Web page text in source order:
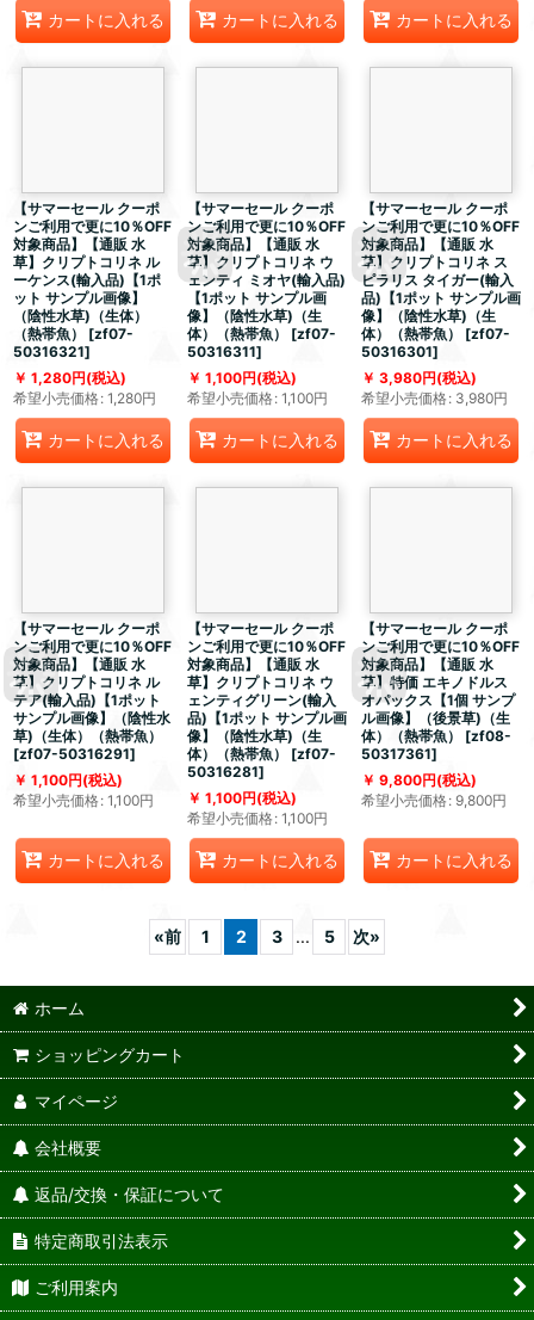
カートに入れる カートに入れる カートに入れる
【サマーセール クーポ
ンご利用で更に10％OFF
対象商品】【通販 水
草】クリプトコリネ ル
ーケンス(輸入品)【1ポ
ット サンプル画像】
（陰性水草)（生体）
（熱帯魚）
[zf07-
50316321]
1,280円(税込)
希望小売価格: 1,280円
カートに入れる
【サマーセール クーポ
ンご利用で更に10％OFF
対象商品】【通販 水
草】クリプトコリネ ウ
ェンティ ミオヤ(輸入品)
【1ポット サンプル画
像】（陰性水草)（生
体）（熱帯魚）
[zf07-
50316311]
1,100円(税込)
希望小売価格: 1,100円
カートに入れる
【サマーセール クーポ
ンご利用で更に10％OFF
対象商品】【通販 水
草】クリプトコリネ ス
ピラリス タイガー(輸入
品)【1ポット サンプル画
像】（陰性水草)（生
体）（熱帯魚）
[zf07-
50316301]
3,980円(税込)
希望小売価格: 3,980円
カートに入れる
【サマーセール クーポ
ンご利用で更に10％OFF
対象商品】【通販 水
草】クリプトコリネ ル
テア(輸入品)【1ポット
サンプル画像】（陰性水
草)（生体）（熱帯魚）
[zf07-50316291]
1,100円(税込)
希望小売価格: 1,100円
カートに入れる
【サマーセール クーポ
ンご利用で更に10％OFF
対象商品】【通販 水
草】クリプトコリネ ウ
ェンティグリーン(輸入
品)【1ポット サンプル画
像】（陰性水草)（生
体）（熱帯魚）
[zf07-
50316281]
1,100円(税込)
希望小売価格: 1,100円
カートに入れる
【サマーセール クーポ
ンご利用で更に10％OFF
対象商品】【通販 水
草】特価 エキノドルス
オパックス【1個 サンプ
ル画像】（後景草)（生
体）（熱帯魚）
[zf08-
50317361]
9,800円(税込)
希望小売価格: 9,800円
カートに入れる
«前 1 2 3 ... 5 次»
ホーム
ショッピングカート
マイページ
会社概要
返品/交換・保証について
特定商取引法表示
ご利用案内